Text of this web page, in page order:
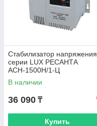
Стабилизатор напряжения
серии LUX РЕСАНТА
АСН-1500Н/1-Ц
В наличии
36 090 ₸
Купить